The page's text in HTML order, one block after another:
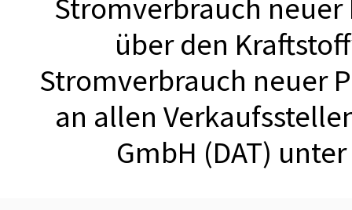
Stromverbrauch
über den
Stromverbrauch neuer
an allen
GmbH (DAT) unter